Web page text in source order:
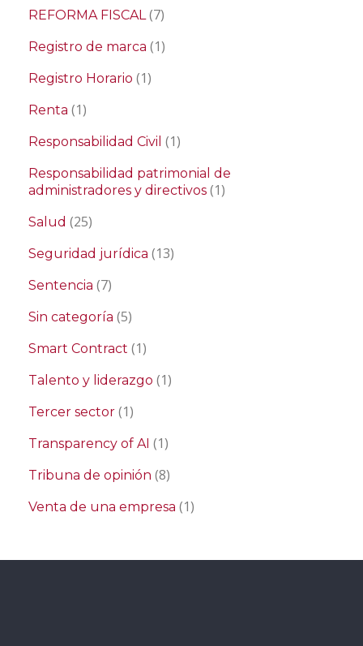
REFORMA FISCAL(7)
Registro de marca (1)
Registro Horario (1)
Renta (1)
Responsabilidad Civil (1)
Responsabilidad patrimonial de
administradores y directivos (1)
Salud (25)
Seguridad jurídica (13)
Sentencia (7)
Sin categoría (5)
Smart Contract (1)
Talento y liderazgo (1)
Tercer sector (1)
Transparency of AI (1)
Tribuna de opinión (8)
Venta de una empresa (1)